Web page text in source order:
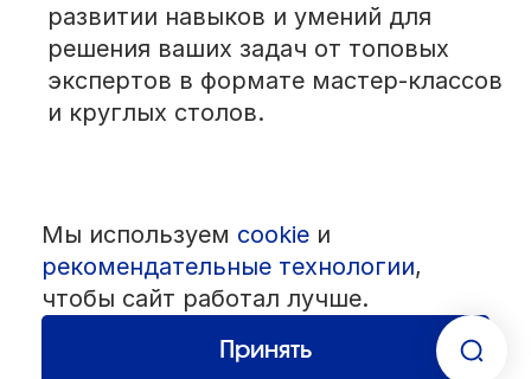
развитии навыков и умений для
решения ваших задач от топовых
экспертов в формате мастер-классов
и круглых столов.
© 1992 — 2026 ООО «НЕГУС ЭКСПО Интернэшнл»
Все права защищены. Использование материалов возможно только
со ссылкой на источник.
Политика конфиденциальности
Пользовательское соглашение
Мы используем cookieи
рекомендательные технологии,
чтобы сайт работал лучше.
Принять